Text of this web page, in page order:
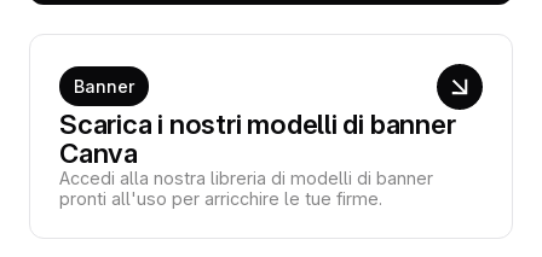
Banner
Scarica i nostri modelli di banner
Canva
Accedi alla nostra libreria di modelli di banner
pronti all'uso per arricchire le tue firme.